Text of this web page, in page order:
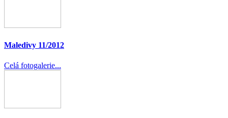
Maledivy 11/2012
Celá fotogalerie...